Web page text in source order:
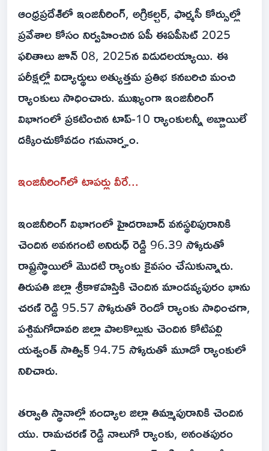
ఆంధ్రప్రదేశ్‌లో ఇంజినీరింగ్, అగ్రికల్చర్, ఫార్మసీ కోర్సుల్లో
ప్రవేశాల కోసం నిర్వహించిన ఏపీ ఈఏపీసెట్ 2025
ఫలితాలు జూన్ 08, 2025న విడుదలయ్యాయి. ఈ
పరీక్షల్లో విద్యార్థులు అత్యుత్తమ ప్రతిభ కనబరిచి మంచి
ర్యాంకులు సాధించారు. ముఖ్యంగా ఇంజినీరింగ్
విభాగంలో ప్రకటించిన టాప్-10 ర్యాంకులన్నీ అబ్బాయిలే
దక్కించుకోవడం గమనార్హం.
ఇంజినీరింగ్‌లో టాపర్లు వీరే...
ఇంజినీరింగ్‌ విభాగంలో హైదరాబాద్ వనస్థలిపురానికి
చెందిన అవనగంటి అనిరుధ్‌ రెడ్డి 96.39 స్కోరుతో
రాష్ట్రస్థాయిలో మొదటి ర్యాంకు కైవసం చేసుకున్నారు.
తిరుపతి జిల్లా శ్రీకాళహస్తికి చెందిన మాండవ్యపురం భాను
చరణ్‌ రెడ్డి 95.57 స్కోరుతో రెండో ర్యాంకు సాధించగా,
పశ్చిమగోదావరి జిల్లా పాలకొల్లుకు చెందిన కోటిపల్లి
యశ్వంత్‌ సాత్విక్‌ 94.75 స్కోరుతో మూడో ర్యాంకులో
నిలిచారు.
తర్వాతి స్థానాల్లో నంద్యాల జిల్లా తిమ్మాపురానికి చెందిన
యు. రామచరణ్‌ రెడ్డి నాలుగో ర్యాంకు, అనంతపురం